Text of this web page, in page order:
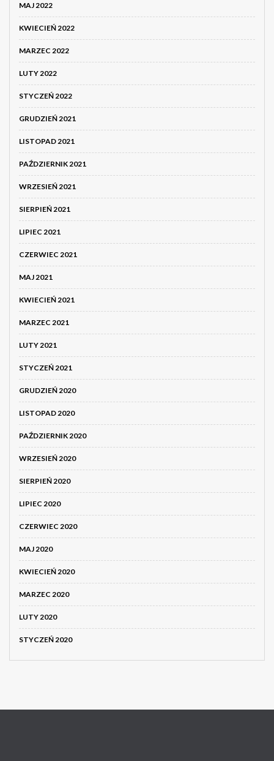
MAJ 2022
KWIECIEŃ 2022
MARZEC 2022
LUTY 2022
STYCZEŃ 2022
GRUDZIEŃ 2021
LISTOPAD 2021
PAŹDZIERNIK 2021
WRZESIEŃ 2021
SIERPIEŃ 2021
LIPIEC 2021
CZERWIEC 2021
MAJ 2021
KWIECIEŃ 2021
MARZEC 2021
LUTY 2021
STYCZEŃ 2021
GRUDZIEŃ 2020
LISTOPAD 2020
PAŹDZIERNIK 2020
WRZESIEŃ 2020
SIERPIEŃ 2020
LIPIEC 2020
CZERWIEC 2020
MAJ 2020
KWIECIEŃ 2020
MARZEC 2020
LUTY 2020
STYCZEŃ 2020